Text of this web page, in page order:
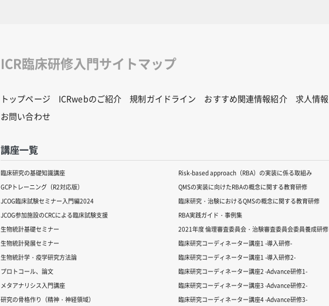
ICR臨床研修入門サイトマップ
トップページ ICRwebのご紹介 規制ガイドライン おすすめ関連情報紹介 求人情報
お問い合わせ
講座一覧
臨床研究の基礎知識講座
GCPトレーニング（R2対応版）
JCOG臨床試験セミナー入門編2024
JCOG参加施設のCRCによる臨床試験支援
生物統計基礎セミナー
生物統計発展セミナー
生物統計学・疫学研究方法論
プロトコール、論文
メタアナリシス入門講座
研究の骨格作り（精神・神経領域）
Risk-based approach（RBA）の実装に係る取組み
QMSの実装に向けたRBAの概念に関する教育研修
臨床研究・治験におけるQMSの概念に関する教育研修
RBA実践ガイド・事例集
2021年度 倫理審査委員会・治験審査委員会委員養成研修
臨床研究コーディネーター講座1 -導入研修-
臨床研究コーディネーター講座1 -導入研修2-
臨床研究コーディネーター講座2 -Advance研修1-
臨床研究コーディネーター講座3 -Advance研修2-
臨床研究コーディネーター講座4 -Advance研修3-